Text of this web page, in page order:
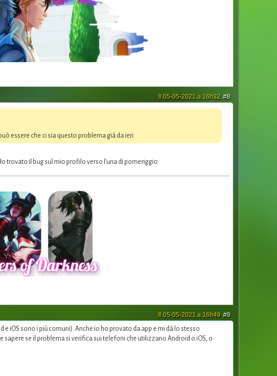
#8
Il 05-05-2021 a 16h32
essere che ci sia questo problema già da ieri
trovato il bug sul mio profilo verso l'una di pomeriggio
#9
Il 05-05-2021 a 16h49
iOS sono i più comuni). Anche io ho provato da app e mi dà lo stesso
se il problema si verifica sui telefoni che utilizzano Android o iOS, o